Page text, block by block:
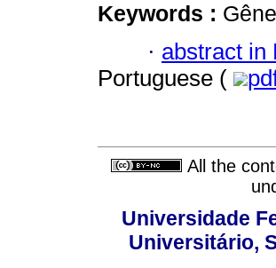
Keywords :
· abstract in
Portuguese (
All the
Universidade
Universitário,